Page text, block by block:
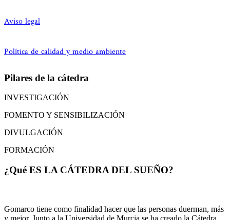
Aviso legal
Política de calidad y medio ambiente
Pilares de la cátedra
INVESTIGACIÓN
FOMENTO Y SENSIBILIZACIÓN
DIVULGACIÓN
FORMACIÓN
¿Qué ES LA CÁTEDRA DEL SUEÑO?
Gomarco tiene como finalidad hacer que las personas duerman, más
y mejor. Junto a la Universidad de Murcia se ha creado la Cátedra